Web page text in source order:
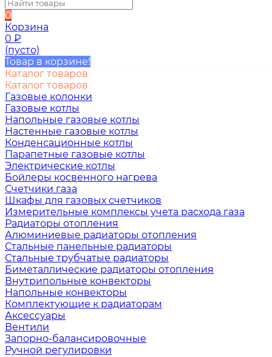
0
Корзина
0 ₽
(пусто)
Товар в корзине!
Каталог товаров
Каталог товаров
Газовые колонки
Газовые котлы
Напольные газовые котлы
Настенные газовые котлы
Конденсационные котлы
Парапетные газовые котлы
Электрические котлы
Бойлеры косвенного нагрева
Счетчики газа
Шкафы для газовых счетчиков
Измерительные комплексы учета расхода газа
Радиаторы отопления
Алюминиевые радиаторы отопления
Стальные панельные радиаторы
Стальные трубчатые радиаторы
Биметаллические радиаторы отопления
Внутрипольные конвекторы
Напольные конвекторы
Комплектующие к радиаторам
Аксессуары
Вентили
Запорно-балансировочные
Ручной регулировки